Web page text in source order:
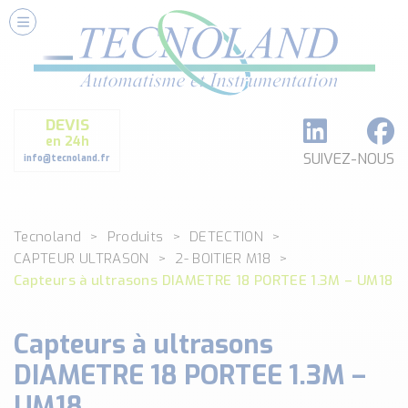
DEVIS
en 24h
info@tecnoland.fr SUIVEZ-NOUS
Nos Services
Conseils et Fourniture
Formation et Assistance
Architecture I-O Link multi fabricants
Classé par catégorie
DEBIT
DETECTION
SECURITE MACHINE
ENREGISTREUR + ACQUISITION DE DONNEES
Voir toutes les catégories …
Tecnoland Produits
DETECTION
CAPTEUR ULTRASON
2- BOITIER M18
Capteurs à ultrasons DIAMETRE 18 PORTEE 1.3M – UM18
Capteurs à ultrasons
DIAMETRE 18 PORTEE 1.3M –